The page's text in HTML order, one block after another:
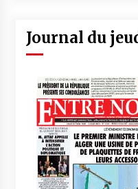
Journal du